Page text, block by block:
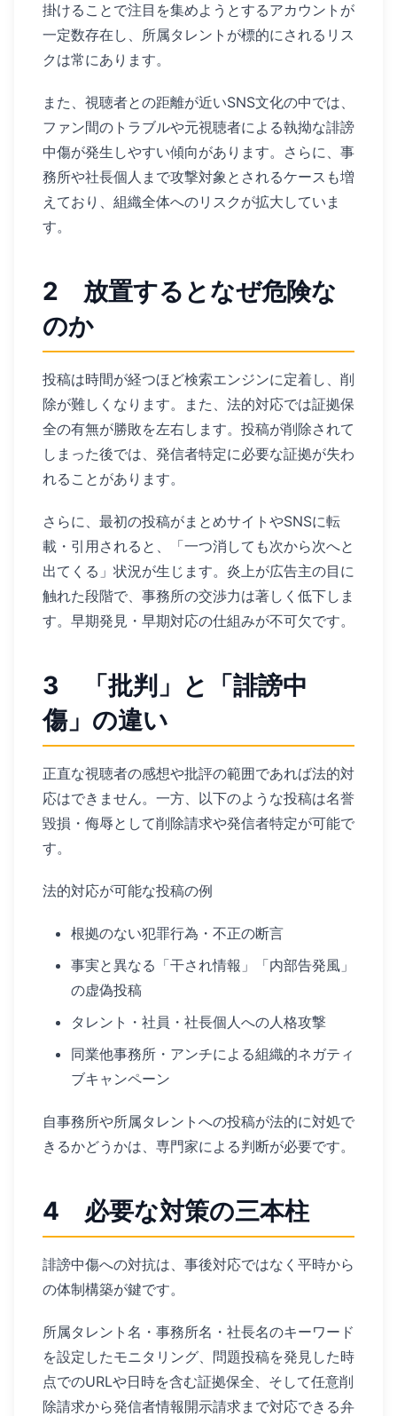
掛けることで注目を集めようとするアカウントが
一定数存在し、所属タレントが標的にされるリス
クは常にあります。
また、視聴者との距離が近いSNS文化の中では、
ファン間のトラブルや元視聴者による執拗な誹謗
中傷が発生しやすい傾向があります。さらに、事
務所や社長個人まで攻撃対象とされるケースも増
えており、組織全体へのリスクが拡大していま
す。
2 放置するとなぜ危険な
のか
投稿は時間が経つほど検索エンジンに定着し、削
除が難しくなります。また、法的対応では証拠保
全の有無が勝敗を左右します。投稿が削除されて
しまった後では、発信者特定に必要な証拠が失わ
れることがあります。
さらに、最初の投稿がまとめサイトやSNSに転
載・引用されると、「一つ消しても次から次へと
出てくる」状況が生じます。炎上が広告主の目に
触れた段階で、事務所の交渉力は著しく低下しま
す。早期発見・早期対応の仕組みが不可欠です。
3 「批判」と「誹謗中
傷」の違い
正直な視聴者の感想や批評の範囲であれば法的対
応はできません。一方、以下のような投稿は名誉
毀損・侮辱として削除請求や発信者特定が可能で
す。
法的対応が可能な投稿の例
根拠のない犯罪行為・不正の断言
事実と異なる「干され情報」「内部告発風」
の虚偽投稿
タレント・社員・社長個人への人格攻撃
同業他事務所・アンチによる組織的ネガティ
ブキャンペーン
自事務所や所属タレントへの投稿が法的に対処で
きるかどうかは、専門家による判断が必要です。
4 必要な対策の三本柱
誹謗中傷への対抗は、事後対応ではなく平時から
の体制構築が鍵です。
所属タレント名・事務所名・社長名のキーワード
を設定したモニタリング、問題投稿を発見した時
点でのURLや日時を含む証拠保全、そして任意削
除請求から発信者情報開示請求まで対応できる弁